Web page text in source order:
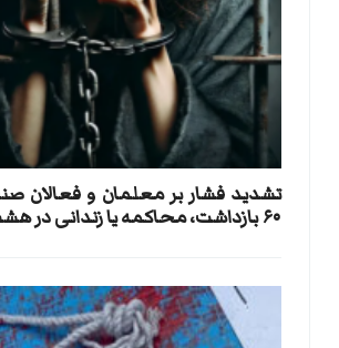
تشدید فشار بر معلمان و فعالان
۶۰ بازداشت، محاکمه یا زندانی در هشت ماه